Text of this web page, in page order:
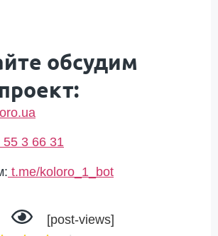
обсудим
3 66 31
t.me/koloro_1_bot
[post-views]